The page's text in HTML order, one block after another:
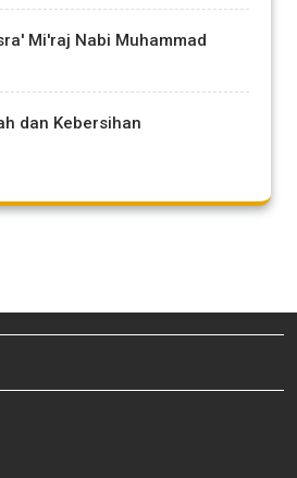
Mi'raj Nabi Muhammad
dan Kebersihan